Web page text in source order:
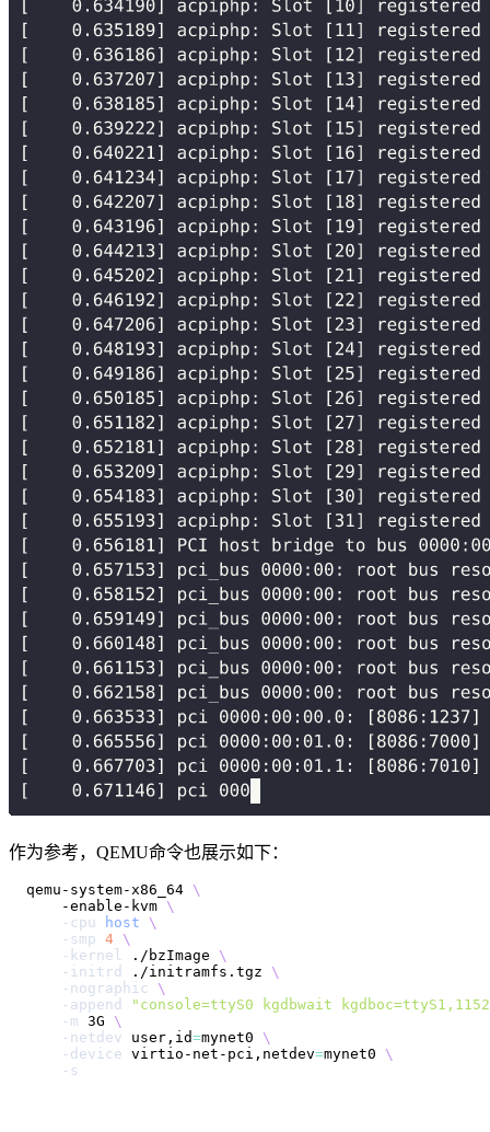
作为参考，QEMU命令也展示如下：
qemu-system-x86_64 \
    -enable-kvm
\
-cpu
host
\
-smp 4 \
-kernel
./bzImage \
-initrd
./initramfs.tgz \
-nographic
\
-append
"console=ttyS0 kgdbwait
-m 3G \
-netdev user,id=mynet0 \
-device virtio-net-pci,netdev=mynet0 \
-s